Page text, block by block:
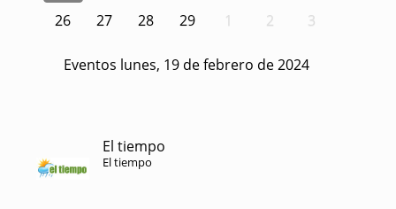
26
27 28 29 1 2 3
Eventos lunes, 19 de febrero de 2024
El tiempo
El tiempo